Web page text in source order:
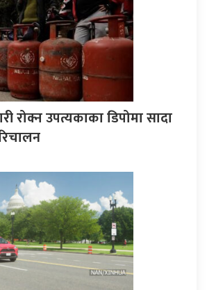
रोक्न उपत्यकाका डिपोमा सादा